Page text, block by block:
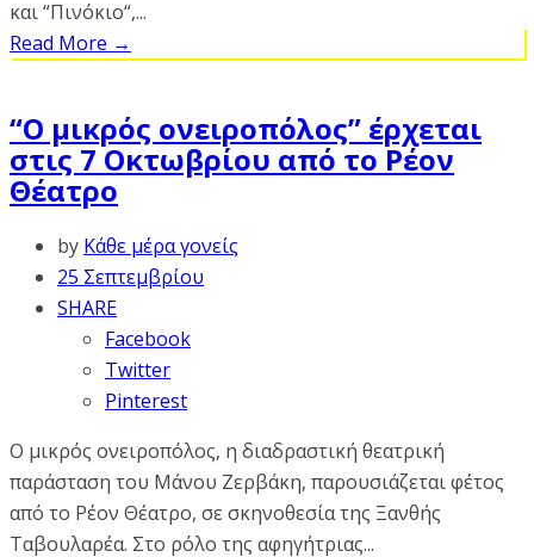
και “Πινόκιο“,...
Read More →
“Ο μικρός ονειροπόλος” έρχεται
στις 7 Οκτωβρίου από το Ρέον
Θέατρο
by Κάθε μέρα γονείς
25 Σεπτεμβρίου
SHARE
Facebook
Twitter
Pinterest
Ο μικρός ονειροπόλος, η διαδραστική θεατρική
παράσταση του Μάνου Ζερβάκη, παρουσιάζεται φέτος
από το Ρέον Θέατρο, σε σκηνοθεσία της Ξανθής
Ταβουλαρέα. Στο ρόλο της αφηγήτριας...